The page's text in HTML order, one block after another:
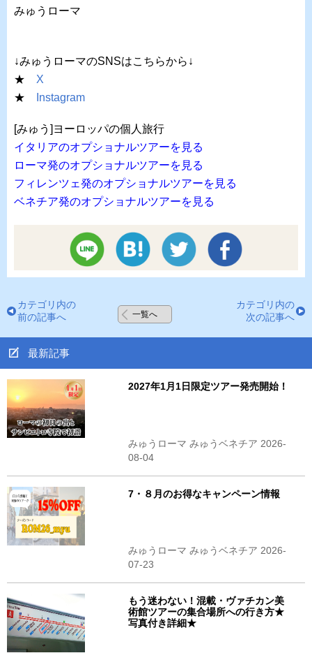
みゅうローマ
↓みゅうローマのSNSはこちらから↓
★ X
★
Instagram
[みゅう]ヨーロッパの個人旅行
イタリアのオプショナルツアーを見る
ローマ発のオプショナルツアーを見る
フィレンツェ発のオプショナルツアーを見る
ベネチア発のオプショナルツアーを見る
カテゴリ内の
前の記事へ
一覧へ
カテゴリ内の
次の記事へ
最新記事
2027年1月1日限定ツアー発売開始！
みゅうローマ みゅうベネチア 2026-
08-04
7・８月のお得なキャンペーン情報
みゅうローマ みゅうベネチア 2026-
07-23
もう迷わない！混載・ヴァチカン美
術館ツアーの集合場所への行き方★
写真付き詳細★